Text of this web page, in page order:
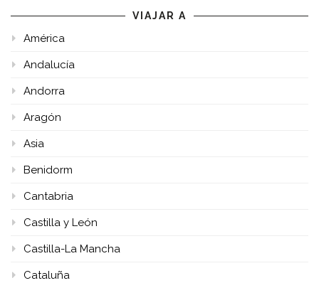
VIAJAR A
América
Andalucía
Andorra
Aragón
Asia
Benidorm
Cantabria
Castilla y León
Castilla-La Mancha
Cataluña